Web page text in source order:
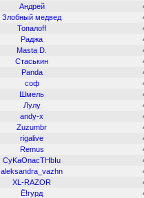
Андрей
Злобный медвед
Топалоff
Раджа
Masta D.
Стаськин
Panda
соф
Шмель
Лулу
andy-x
Zuzumbr
rigalive
Remus
CyKaOnacTHbIu
aleksandra_vazhn
XL-RAZOR
Ё!гурд